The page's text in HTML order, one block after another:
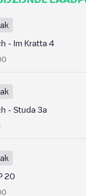
- Im Kratta 4
- Studa 3a
20